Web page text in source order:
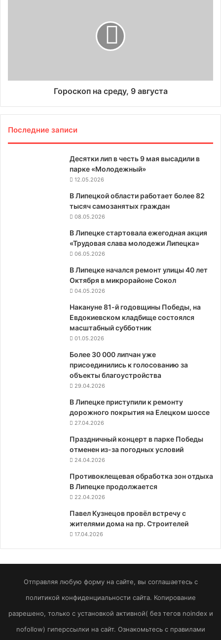
Гороскоп на среду, 9 августа
Последние записи
Десятки лип в честь 9 мая высадили в
парке «Молодежный»
12.05.2026
В Липецкой области работает более 82
тысяч самозанятых граждан
08.05.2026
В Липецке стартовала ежегодная акция
«Трудовая слава молодежи Липецка»
06.05.2026
В Липецке начался ремонт улицы 40 лет
Октября в микрорайоне Сокол
04.05.2026
Накануне 81-й годовщины Победы, на
Евдокиевском кладбище состоялся
масштабный субботник
01.05.2026
Более 30 000 липчан уже
присоединились к голосованию за
объекты благоустройства
29.04.2026
В Липецке приступили к ремонту
дорожного покрытия на Елецком шоссе
27.04.2026
Праздничный концерт в парке Победы
отменен из-за погодных условий
24.04.2026
Противоклещевая обработка зон отдыха
В Липецке продолжается
22.04.2026
Павел Кузнецов провёл встречу с
жителями дома на пр. Строителей
17.04.2026
Отправляя любую форму на сайте, вы соглашаетесь с
политикой конфиденциальности сайта. Копирование
разрешено, только с установкой активной( без тегов noindex и
nofollow) гиперссылки на сайт. Ознакомьтесь с правилами